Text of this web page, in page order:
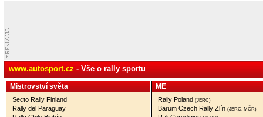
www.autosport.cz - Vše o rally sportu
Mistrovství­ světa
Secto Rally Finland
Rally del Paraguay
ME
Rally Poland (JERC)
Barum Czech Rally Zlín (JERC, MČR)